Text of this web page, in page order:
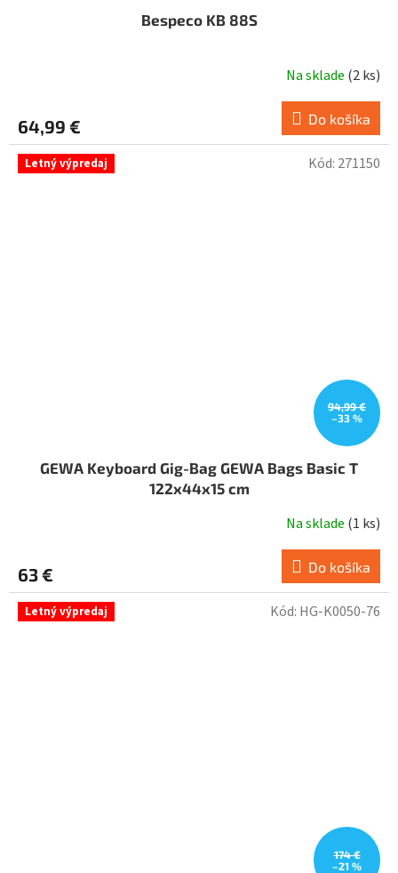
Bespeco KB 88S
Na sklade (2 ks)
64,99 € Do košíka
Letný výpredaj
94,99 €
–33 %
GEWA Keyboard Gig-Bag GEWA Bags Basic T
122x44x15 cm
Na sklade (1 ks)
63 € Do košíka
Kód: 271150
Letný výpredaj
174 €
–21 %
Kód: HG-K0050-76